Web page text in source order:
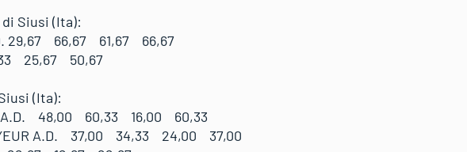
Alpe di Siusi (Ita):
29,67 66,67 61,67 66,67
25,67 50,67
Baby Alpe di Siusi (Ita):
A.D. 48,00 60,33 16,00 60,33
A.D. 37,00 34,33 24,00 37,00